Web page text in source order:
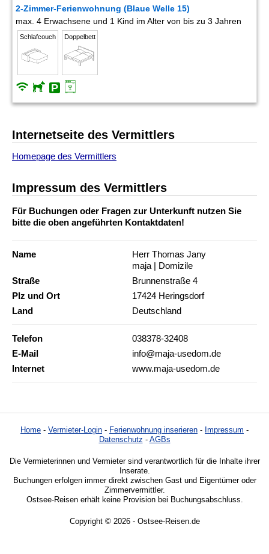
2-Zimmer-Ferienwohnung (Blaue Welle 15)
max. 4 Erwachsene und 1 Kind im Alter von bis zu 3 Jahren
Schlafcouch Doppelbett
Internetseite des Vermittlers
Homepage des Vermittlers
Impressum des Vermittlers
Für Buchungen oder Fragen zur Unterkunft nutzen Sie
bitte die oben angeführten Kontaktdaten!
Name
Herr Thomas Jany
maja | Domizile
Straße
Brunnenstraße 4
Plz und Ort
17424 Heringsdorf
Land
Deutschland
Telefon
038378-32408
E-Mail
info@maja-usedom.de
Internet
www.maja-usedom.de
Home - Vermieter-Login - Ferienwohnung inserieren - Impressum -
Datenschutz - AGBs
Die Vermieterinnen und Vermieter sind verantwortlich für die Inhalte ihrer
Inserate.
Buchungen erfolgen immer direkt zwischen Gast und Eigentümer oder
Zimmervermittler.
Ostsee-Reisen erhält keine Provision bei Buchungsabschluss.
Copyright © 2026 - Ostsee-Reisen.de